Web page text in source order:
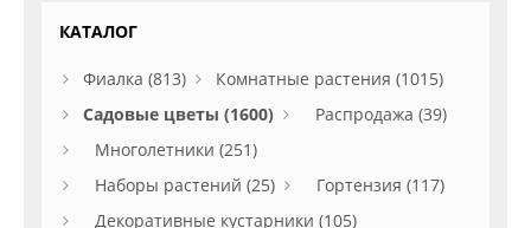
КАТАЛОГ
Фиалка (813)
Комнатные растения (1015)
Садовые цветы (1600)
Распродажа (39)
Многолетники (251)
Наборы растений (25)
Гортензия (117)
Декоративные кустарники (105)